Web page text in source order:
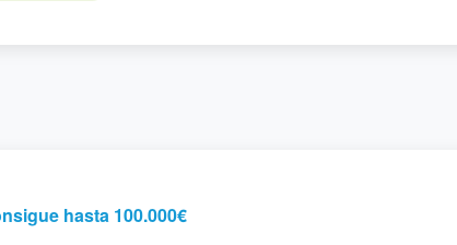
hasta 100.000€